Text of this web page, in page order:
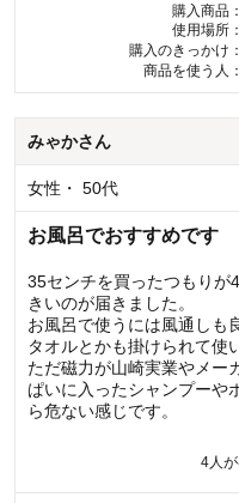
購入商品：
使用場所：
購入のきっかけ：
商品を使う人：
みゃかさん
女性 ・ 50代
お風呂でおすすめです
35センチを買ったつもりが
きいのが届きました。
お風呂で使うには風通しも
タオルとかも掛けられて使
ただ磁力が山崎実業やメー
ぱいに入ったシャンプーや
ら危ない感じです。
4人